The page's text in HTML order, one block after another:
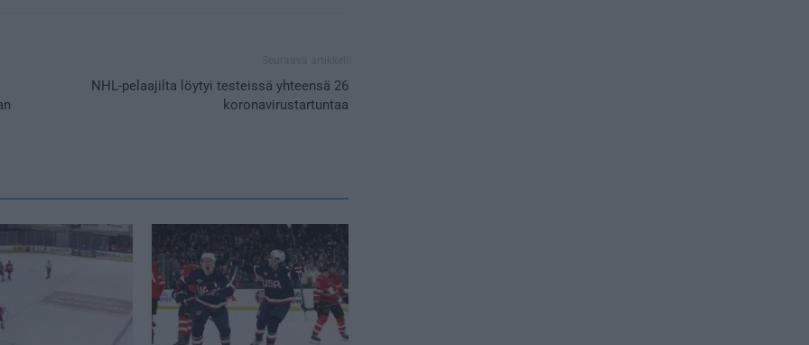
NHL-pelaajilta löytyi testeissä yhteensä 26
koronavirustartuntaa